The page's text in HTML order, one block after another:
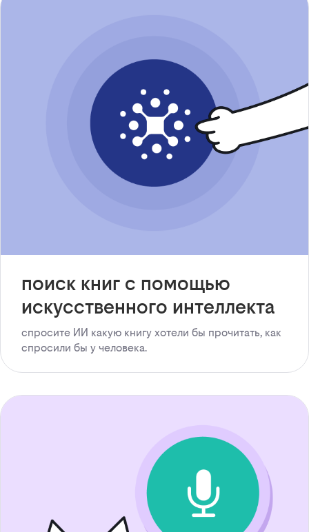
поиск книг с помощью
искусственного интеллекта
спросите ИИ какую книгу хотели бы прочитать, как
спросили бы у человека.